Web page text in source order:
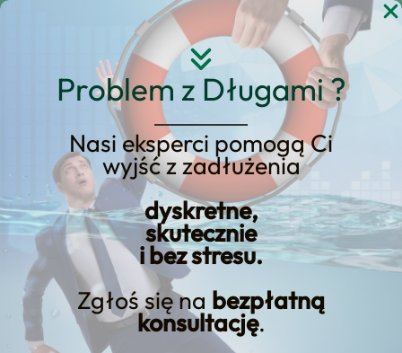
Problem z Długami ?
Nasi eksperci pomogą Ci
wyjść z zadłużenia
dyskretne,
skutecznie
i bez stresu.
Zgłoś się na bezpłatną
konsultację.
Przejdź
Opanowanie sztuki
wyboru pożyczek
gotówkowych